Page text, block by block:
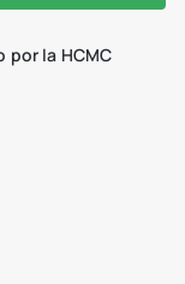
por la HCMC